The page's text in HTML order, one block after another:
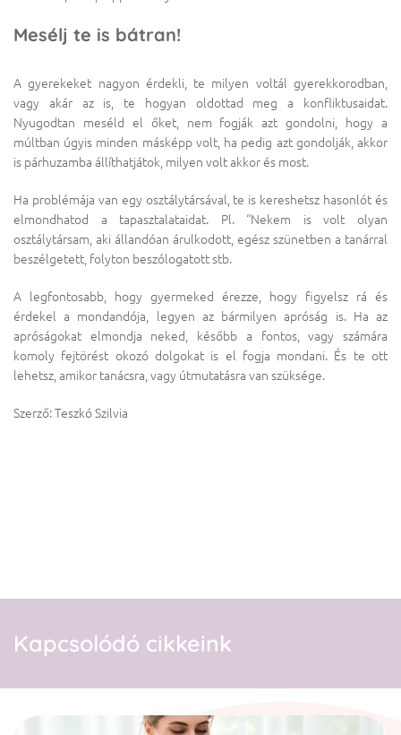
Mesélj te is bátran!
A gyerekeket nagyon érdekli, te milyen voltál gyerekkorodban,
vagy akár az is, te hogyan oldottad meg a konfliktusaidat.
Nyugodtan meséld el őket, nem fogják azt gondolni, hogy a
múltban úgyis minden másképp volt, ha pedig azt gondolják, akkor
is párhuzamba állíthatjátok, milyen volt akkor és most.
Ha problémája van egy osztálytársával, te is kereshetsz hasonlót és
elmondhatod a tapasztalataidat. Pl. “Nekem is volt olyan
osztálytársam, aki állandóan árulkodott, egész szünetben a tanárral
beszélgetett, folyton beszólogatott stb.
A legfontosabb, hogy gyermeked érezze, hogy figyelsz rá és
érdekel a mondandója, legyen az bármilyen apróság is. Ha az
apróságokat elmondja neked, később a fontos, vagy számára
komoly fejtörést okozó dolgokat is el fogja mondani. És te ott
lehetsz, amikor tanácsra, vagy útmutatásra van szüksége.
Szerző: Teszkó Szilvia
Kapcsolódó cikkeink